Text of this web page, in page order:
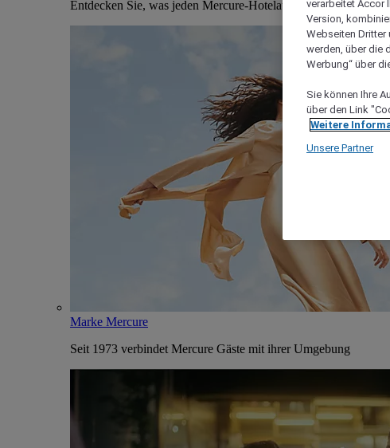
Entdecken Sie, was jeden Mercure-Hotelaufenthalt einzigartig
Marke Mercure
Seit 1973 verbindet Mercure Gäste mit ihrer Umgebung
verarbeitet Accor
Version,
Webseiten Dritter
werden, über die
Werbung“ über
Sie können Ihre
über den Link
Weitere
Unsere Partner